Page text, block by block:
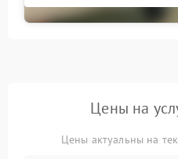
Цены на
Цены актуальны на